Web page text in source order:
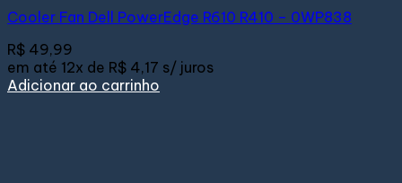
Cooler Fan Dell PowerEdge R610 R410 – 0WP838
R$ 49,99
em até 12x de R$ 4,17 s/ juros
Adicionar ao carrinho